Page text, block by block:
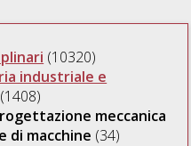
(10320)
industriale e
(1408)
meccanica
di macchine (34)